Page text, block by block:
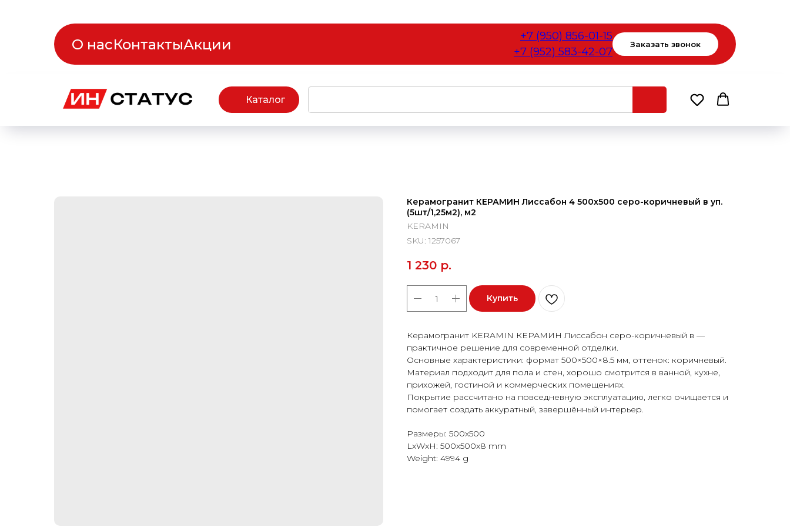
О насКонтактыАкции
+7 (950) 856-01-15
+7 (952) 583-42-07
Заказать звонок
Каталог
Керамогранит КЕРАМИН Лиссабон 4 500х500 серо-коричневый в уп.
(5шт/1,25м2), м2
KERAMIN
SKU: 1257067
1 230 р.
Купить
Керамогранит KERAMIN КЕРАМИН Лиссабон серо-коричневый в —
практичное решение для современной отделки.
Основные характеристики: формат 500×500×8.5 мм, оттенок: коричневый.
Материал подходит для пола и стен, хорошо смотрится в ванной, кухне,
прихожей, гостиной и коммерческих помещениях.
Покрытие рассчитано на повседневную эксплуатацию, легко очищается и
помогает создать аккуратный, завершённый интерьер.
Размеры: 500x500
LxWxH: 500x500x8 mm
Weight: 4994 g